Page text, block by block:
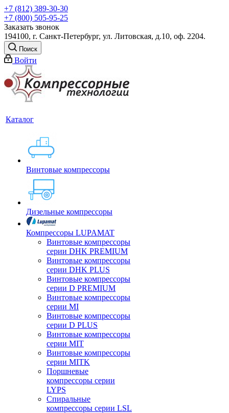
+7 (812) 389-30-30
+7 (800) 505-95-25
Заказать звонок
194100, г. Санкт-Петербург, ул. Литовская, д.10, оф. 2204.
Поиск
Войти
Каталог
Винтовые компрессоры
Дизельные компрессоры
Компрессоры LUPAMAT
Винтовые компрессоры
серии DHK PREMIUM
Винтовые компрессоры
серии DHK PLUS
Винтовые компрессоры
серии D PREMIUM
Винтовые компрессоры
серии MI
Винтовые компрессоры
серии D PLUS
Винтовые компрессоры
серии MIT
Винтовые компрессоры
серии MITK
Поршневые
компрессоры серии
LYPS
Спиральные
компрессоры серии LSL